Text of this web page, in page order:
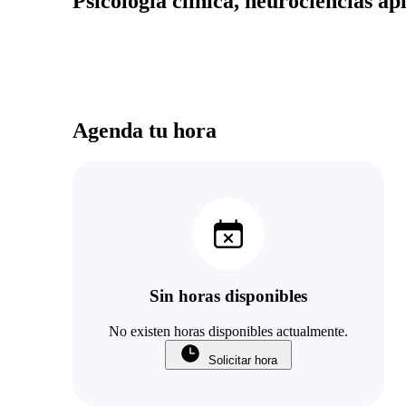
Agenda tu hora
Sin horas disponibles
No existen horas disponibles actualmente.
Solicitar hora